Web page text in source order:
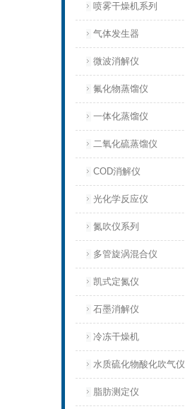
喷雾干燥机系列
气体发生器
微波消解仪
氟化物蒸馏仪
一体化蒸馏仪
二氧化硫蒸馏仪
COD消解仪
光化学反应仪
氮吹仪系列
多管旋涡混合仪
凯式定氮仪
石墨消解仪
冷冻干燥机
水质硫化物酸化吹气仪
脂肪测定仪